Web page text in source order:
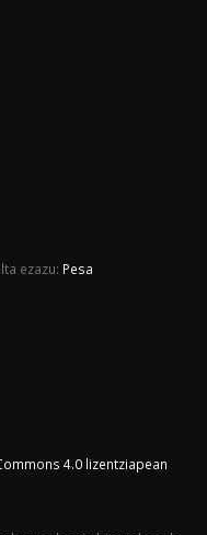
ezazu: Pesa
4.0 lizentziapean